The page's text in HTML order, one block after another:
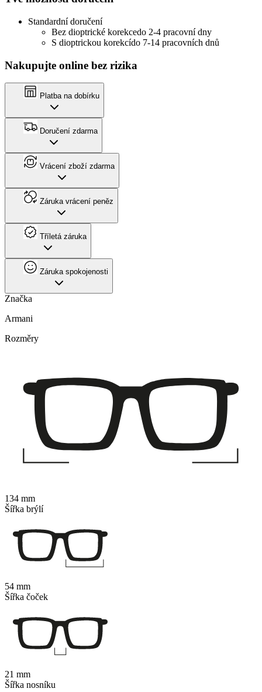
Standardní doručení
Bez dioptrické korekcedo 2-4 pracovní dny
S dioptrickou korekcído 7-14 pracovních dnů
Nakupujte online bez rizika
Platba na dobírku
Doručení zdarma
Vrácení zboží zdarma
Záruka vrácení peněz
Tříletá záruka
Záruka spokojenosti
Značka
Armani
Rozměry
134 mm
Šířka brýlí
54 mm
Šířka čoček
21 mm
Šířka nosníku